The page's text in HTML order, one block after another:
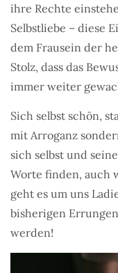
ihre Rechte
Selbstliebe – diese
dem Frausein der
Stolz, dass das
immer weiter
Sich selbst schön,
mit Arroganz
sich selbst und
Worte finden, auch
geht es um uns
bisherigen
werden!